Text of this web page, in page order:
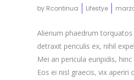
by Rcontinua Lifestye
Alienum phaedrum torquatos
detraxit periculis ex, nihil
Mei an pericula euripidis,
Eos ei nisl graecis, vix aperiri